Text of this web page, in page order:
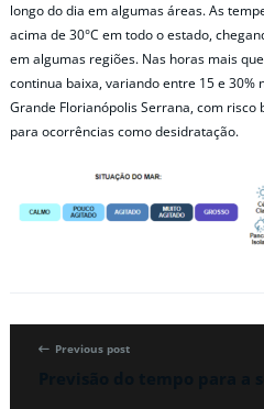
longo do dia em algumas áreas. As
acima de 30°C em todo o estado,
em algumas regiões. Nas horas mais
continua baixa, variando entre 15 e 30%
Grande Florianópolis Serrana, com
para ocorrências como desidratação.
Previous post